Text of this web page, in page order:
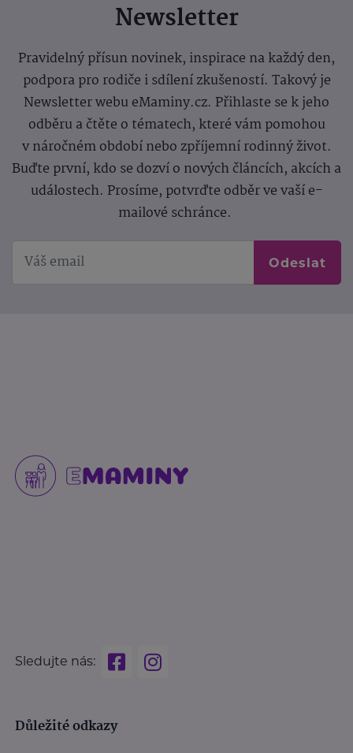
Newsletter
Pravidelný přísun novinek, inspirace na každý den,
podpora pro rodiče i sdílení zkušeností. Takový je
Newsletter webu eMaminy.cz. Přihlaste se k jeho
odběru a čtěte o tématech, které vám pomohou
v náročném období nebo zpříjemní rodinný život.
Buďte první, kdo se dozví o nových článcích, akcích a
událostech. Prosíme, potvrďte odběr ve vaší e-
mailové schránce.
Odeslat
Sledujte nás:
Důležité odkazy